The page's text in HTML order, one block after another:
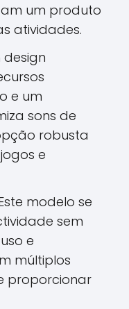
um produto
atividades.
design
e um
sons de
robusta
e
modelo se
sem
e
múltiplos
proporcionar